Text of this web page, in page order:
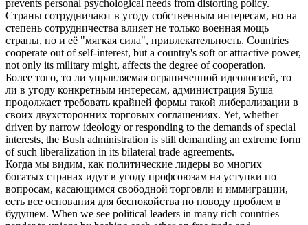
prevents personal psychological needs from distorting policy.
Страны сотрудничают в угоду собственным интересам, но на
степень сотрудничества влияет не только военная мощь
страны, но и её "мягкая сила", привлекательность. Countries
cooperate out of self-interest, but a country's soft or attractive power,
not only its military might, affects the degree of cooperation.
Более того, то ли управляемая ограниченной идеологией, то
ли в угоду конкретным интересам, администрация Буша
продолжает требовать крайней формы такой либерализации в
своих двухсторонних торговых соглашениях. Yet, whether
driven by narrow ideology or responding to the demands of special
interests, the Bush administration is still demanding an extreme form
of such liberalization in its bilateral trade agreements.
Когда мы видим, как политические лидеры во многих
богатых странах идут в угоду профсоюзам на уступки по
вопросам, касающимся свободной торговли и иммиграции,
есть все основания для беспокойства по поводу проблем в
будущем. When we see political leaders in many rich countries